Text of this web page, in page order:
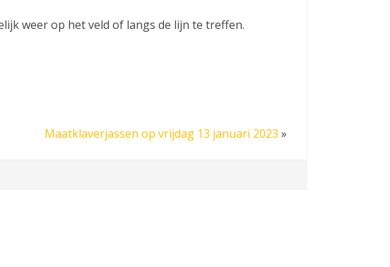
weer op het veld of langs de lijn te treffen.
Maatklaverjassen op vrijdag 13 januari 2023 »